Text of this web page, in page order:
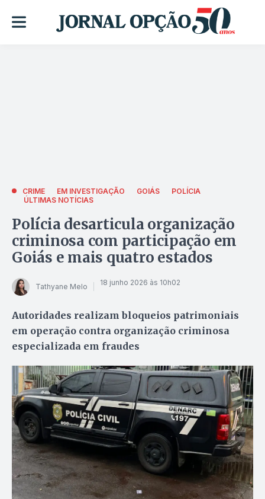
CRIME EM INVESTIGAÇÃO GOIÁS
POLÍCIA
ÚLTIMAS NOTÍCIAS
Polícia desarticula organização
criminosa com participação em
Goiás e mais quatro estados
Tathyane Melo 18 junho 2026 às 10h02
Autoridades realizam bloqueios patrimoniais
em operação contra organização criminosa
especializada em fraudes